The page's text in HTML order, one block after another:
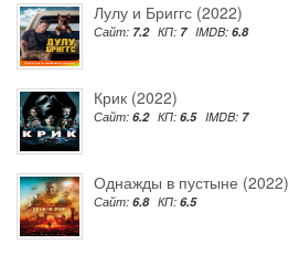
Лулу и Бриггс (2022)
Сайт: 7.2 КП: 7 IMDB: 6.8
Крик (2022)
Сайт: 6.2 КП: 6.5 IMDB: 7
Однажды в пустыне (2022)
Сайт: 6.8 КП: 6.5